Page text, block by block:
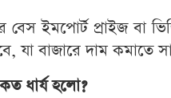
ইমপোর্ট প্রাইজ বা
যা বাজারে দাম কমাতে
ধার্য হলো?